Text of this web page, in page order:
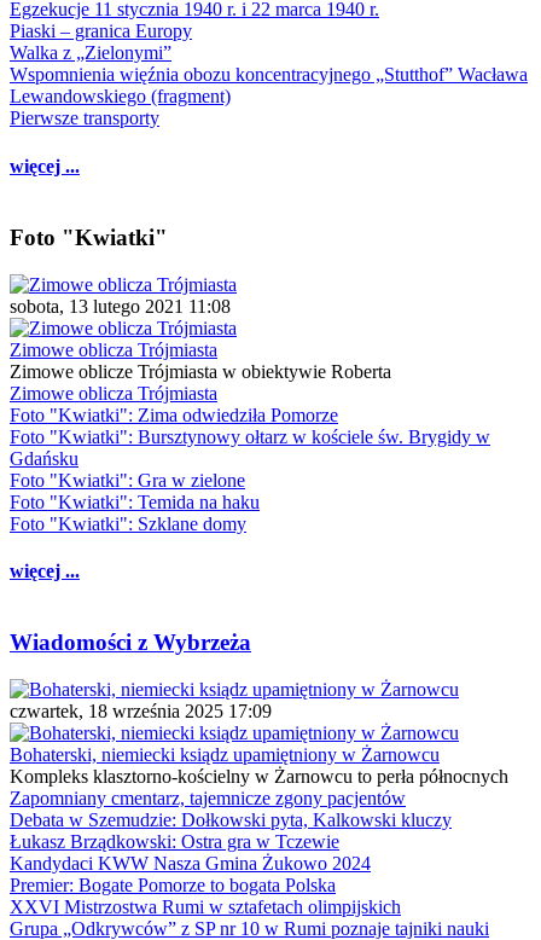
Egzekucje 11 stycznia 1940 r. i 22 marca 1940 r.
Piaski – granica Europy
Walka z „Zielonymi”
Wspomnienia więźnia obozu koncentracyjnego „Stutthof” Wacława
Lewandowskiego (fragment)
Pierwsze transporty
więcej ...
Foto "Kwiatki"
sobota, 13 lutego 2021 11:08
Zimowe oblicza Trójmiasta
Zimowe oblicze Trójmiasta w obiektywie Roberta
Zimowe oblicza Trójmiasta
Foto "Kwiatki": Zima odwiedziła Pomorze
Foto "Kwiatki": Bursztynowy ołtarz w kościele św. Brygidy w
Gdańsku
Foto "Kwiatki": Gra w zielone
Foto "Kwiatki": Temida na haku
Foto "Kwiatki": Szklane domy
więcej ...
Wiadomości z Wybrzeża
czwartek, 18 września 2025 17:09
Bohaterski, niemiecki ksiądz upamiętniony w Żarnowcu
Kompleks klasztorno-kościelny w Żarnowcu to perła północnych
Zapomniany cmentarz, tajemnicze zgony pacjentów
Debata w Szemudzie: Dołkowski pyta, Kalkowski kluczy
Łukasz Brządkowski: Ostra gra w Tczewie
Kandydaci KWW Nasza Gmina Żukowo 2024
Premier: Bogate Pomorze to bogata Polska
XXVI Mistrzostwa Rumi w sztafetach olimpijskich
Grupa „Odkrywców” z SP nr 10 w Rumi poznaje tajniki nauki